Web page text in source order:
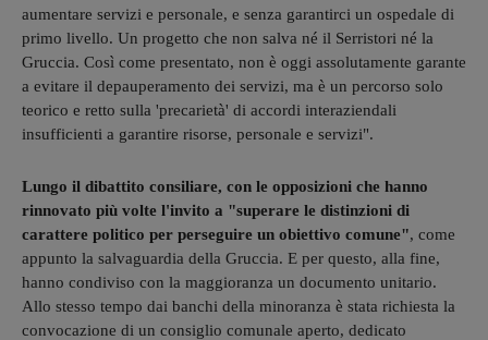
aumentare servizi e personale, e senza garantirci un ospedale di
primo livello. Un progetto che non salva né il Serristori né la
Gruccia. Così come presentato, non è oggi assolutamente garante
a evitare il depauperamento dei servizi, ma è un percorso solo
teorico e retto sulla 'precarietà' di accordi interaziendali
insufficienti a garantire risorse, personale e servizi".
Lungo il dibattito consiliare, con le opposizioni che hanno
rinnovato più volte l'invito a "superare le distinzioni di
carattere politico per perseguire un obiettivo comune", come
appunto la salvaguardia della Gruccia. E per questo, alla fine,
hanno condiviso con la maggioranza un documento unitario.
Allo stesso tempo dai banchi della minoranza è stata richiesta la
convocazione di un consiglio comunale aperto, dedicato